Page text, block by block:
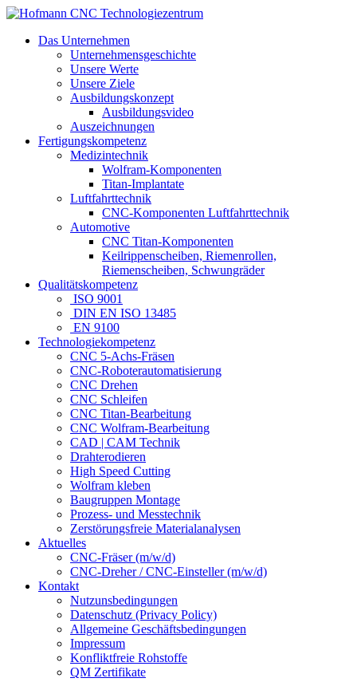
Das Unternehmen
Unternehmensgeschichte
Unsere Werte
Unsere Ziele
Ausbildungskonzept
Ausbildungsvideo
Auszeichnungen
Fertigungskompetenz
Medizintechnik
Wolfram-Komponenten
Titan-Implantate
Luftfahrttechnik
CNC-Komponenten Luftfahrttechnik
Automotive
CNC Titan-Komponenten
Keilrippenscheiben, Riemenrollen,
Riemenscheiben, Schwungräder
Qualitätskompetenz
ISO 9001
DIN EN ISO 13485
EN 9100
Technologiekompetenz
CNC 5-Achs-Fräsen
CNC-Roboterautomatisierung
CNC Drehen
CNC Schleifen
CNC Titan-Bearbeitung
CNC Wolfram-Bearbeitung
CAD | CAM Technik
Drahterodieren
High Speed Cutting
Wolfram kleben
Baugruppen Montage
Prozess- und Messtechnik
Zerstörungsfreie Materialanalysen
Aktuelles
CNC-Fräser (m/w/d)
CNC-Dreher / CNC-Einsteller (m/w/d)
Kontakt
Nutzunsbedingungen
Datenschutz (Privacy Policy)
Allgemeine Geschäftsbedingungen
Impressum
Konfliktfreie Rohstoffe
QM Zertifikate